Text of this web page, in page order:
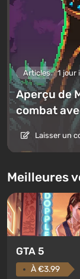
Articles 1 jour
Aperçu de
combat
Laisser un
Meilleures
GTA 5
À €3.99